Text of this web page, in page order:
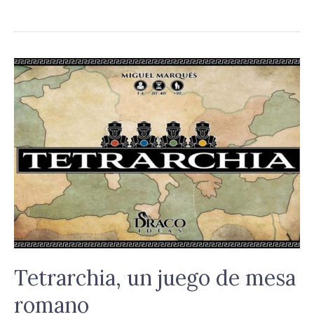
Tetrarchia, un juego de mesa
romano
Tetrarchia,
un
juego
de
mesa
romano